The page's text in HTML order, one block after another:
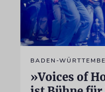
BADEN-
»Voices of